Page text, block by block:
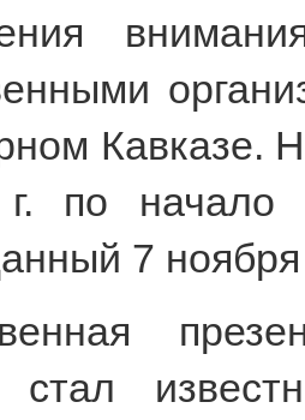
Кавказе.
по начало
7
стал